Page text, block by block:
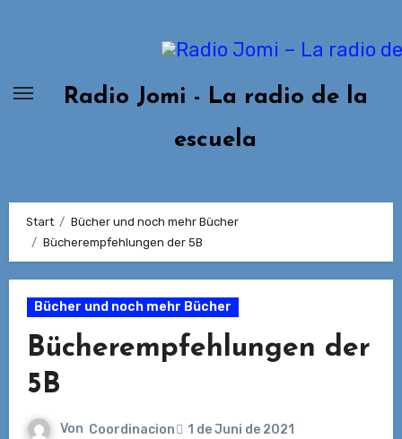
Radio Jomi - La radio de la
escuela
Start
Bücher und noch mehr Bücher
Bücherempfehlungen der 5B
Bücher und noch mehr Bücher
Bücherempfehlungen der
5B
Von Coordinacion
1 de Juni de 2021